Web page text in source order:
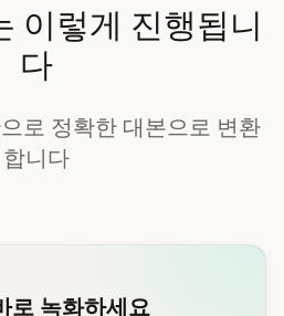
이렇게 진행됩니
다
로 정확한 대본으로 변환
합니다
로 녹화하세요